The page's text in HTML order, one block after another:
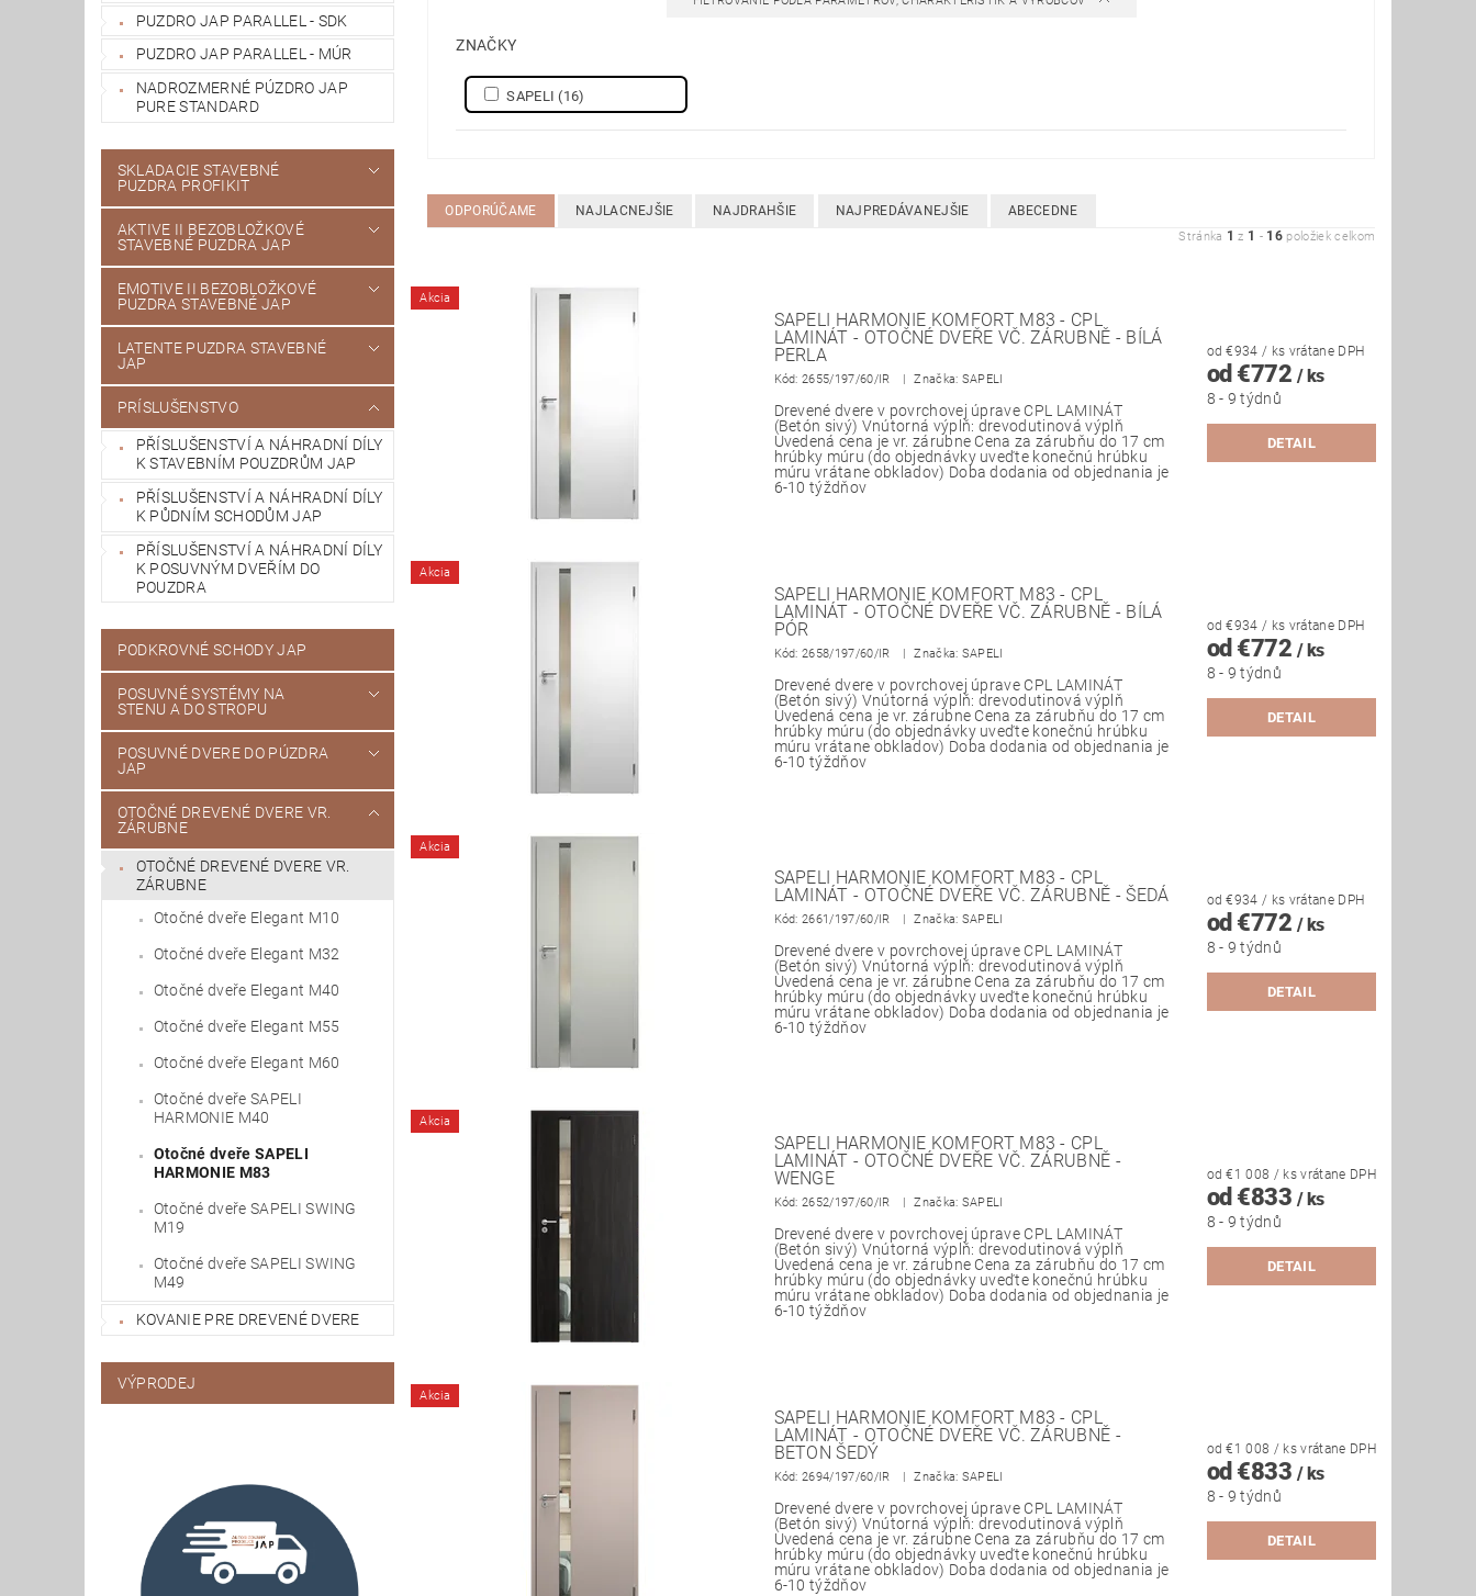
PUZDRO JAP PARALLEL - SDK
PUZDRO JAP PARALLEL - MÚR
NADROZMERNÉ PÚZDRO JAP
PURE STANDARD
SKLADACIE STAVEBNÉ
PUZDRA PROFIKIT
AKTIVE II BEZOBLOŽKOVÉ
STAVEBNÉ PUZDRA JAP
EMOTIVE II BEZOBLOŽKOVÉ
PUZDRA STAVEBNÉ JAP
LATENTE PUZDRA STAVEBNÉ
JAP
PRÍSLUŠENSTVO
PŘÍSLUŠENSTVÍ A NÁHRADNÍ DÍLY
K STAVEBNÍM POUZDRŮM JAP
PŘÍSLUŠENSTVÍ A NÁHRADNÍ DÍLY
K PŮDNÍM SCHODŮM JAP
PŘÍSLUŠENSTVÍ A NÁHRADNÍ DÍLY
K POSUVNÝM DVEŘÍM DO
POUZDRA
PODKROVNÉ SCHODY JAP
POSUVNÉ SYSTÉMY NA
STENU A DO STROPU
POSUVNÉ DVERE DO PÚZDRA
JAP
OTOČNÉ DREVENÉ DVERE VR.
ZÁRUBNE
OTOČNÉ DREVENÉ DVERE VR.
ZÁRUBNE
Otočné dveře Elegant M10
Otočné dveře Elegant M32
Otočné dveře Elegant M40
Otočné dveře Elegant M55
Otočné dveře Elegant M60
Otočné dveře SAPELI
HARMONIE M40
Otočné dveře SAPELI
HARMONIE M83
Otočné dveře SAPELI SWING
M19
Otočné dveře SAPELI SWING
M49
KOVANIE PRE DREVENÉ DVERE
VÝPRODEJ
ZNAČKY
SAPELI(16)
ODPORÚČAME NAJLACNEJŠIE NAJDRAHŠIE NAJPREDÁVANEJŠIE ABECEDNE
Stránka 1 z 1 - 16 položiek celkom
Akcia
SAPELI HARMONIE KOMFORT M83 - CPL
LAMINÁT - OTOČNÉ DVEŘE VČ. ZÁRUBNĚ - BÍLÁ
PERLA
Kód:2655/197/60/IR Značka: SAPELI
Drevené dvere v povrchovej úprave CPL LAMINÁT
(Betón sivý) Vnútorná výplň: drevodutinová výplň
Uvedená cena je vr. zárubne Cena za zárubňu do 17 cm
hrúbky múru (do objednávky uveďte konečnú hrúbku
múru vrátane obkladov) Doba dodania od objednania je
6-10 týždňov
od €934/ ks vrátane DPH
od €772 / ks
8 - 9 týdnů
DETAIL
Akcia
SAPELI HARMONIE KOMFORT M83 - CPL
LAMINÁT - OTOČNÉ DVEŘE VČ. ZÁRUBNĚ - BÍLÁ
PÓR
Kód:2658/197/60/IR Značka: SAPELI
Drevené dvere v povrchovej úprave CPL LAMINÁT
(Betón sivý) Vnútorná výplň: drevodutinová výplň
Uvedená cena je vr. zárubne Cena za zárubňu do 17 cm
hrúbky múru (do objednávky uveďte konečnú hrúbku
múru vrátane obkladov) Doba dodania od objednania je
6-10 týždňov
od €934/ ks vrátane DPH
od €772 / ks
8 - 9 týdnů
DETAIL
Akcia
SAPELI HARMONIE KOMFORT M83 - CPL
LAMINÁT - OTOČNÉ DVEŘE VČ. ZÁRUBNĚ - ŠEDÁ
Kód:2661/197/60/IR Značka: SAPELI
Drevené dvere v povrchovej úprave CPL LAMINÁT
(Betón sivý) Vnútorná výplň: drevodutinová výplň
Uvedená cena je vr. zárubne Cena za zárubňu do 17 cm
hrúbky múru (do objednávky uveďte konečnú hrúbku
múru vrátane obkladov) Doba dodania od objednania je
6-10 týždňov
od €934/ ks vrátane DPH
od €772 / ks
8 - 9 týdnů
DETAIL
Akcia
SAPELI HARMONIE KOMFORT M83 - CPL
LAMINÁT - OTOČNÉ DVEŘE VČ. ZÁRUBNĚ -
WENGE
Kód:2652/197/60/IR Značka: SAPELI
Drevené dvere v povrchovej úprave CPL LAMINÁT
(Betón sivý) Vnútorná výplň: drevodutinová výplň
Uvedená cena je vr. zárubne Cena za zárubňu do 17 cm
hrúbky múru (do objednávky uveďte konečnú hrúbku
múru vrátane obkladov) Doba dodania od objednania je
6-10 týždňov
od €1 008 / ks vrátane DPH
od €833 / ks
8 - 9 týdnů
DETAIL
Akcia
SAPELI HARMONIE KOMFORT M83 - CPL
LAMINÁT - OTOČNÉ DVEŘE VČ. ZÁRUBNĚ -
BETON ŠEDÝ
Kód:2694/197/60/IR Značka: SAPELI
Drevené dvere v povrchovej úprave CPL LAMINÁT
(Betón sivý) Vnútorná výplň: drevodutinová výplň
Uvedená cena je vr. zárubne Cena za zárubňu do 17 cm
hrúbky múru (do objednávky uveďte konečnú hrúbku
múru vrátane obkladov) Doba dodania od objednania je
6-10 týždňov
od €1 008 / ks vrátane DPH
od €833 / ks
8 - 9 týdnů
DETAIL